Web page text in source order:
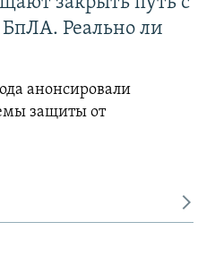
Реально ли
анонсировали
защиты от